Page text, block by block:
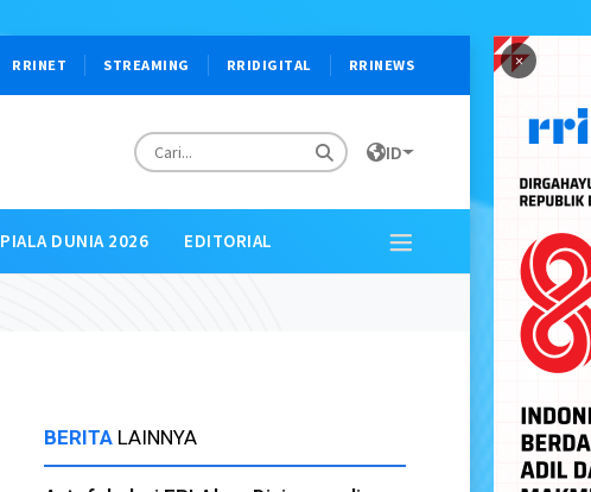
×
RRINET STREAMING RRIDIGITAL RRINEWS
ID
PIALA DUNIA 2026 EDITORIAL
BERITA LAINNYA